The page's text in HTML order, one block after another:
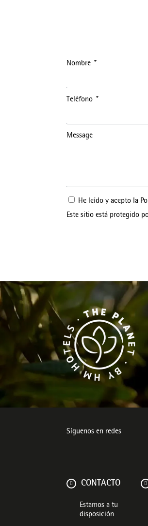
Nombre
Teléfono
Message
He leído y acepto la
Este sitio está protegido
Síguenos en redes
CONTACTO
Estamos a tu
disposición